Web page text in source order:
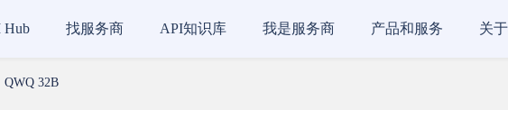
QWQ 32B
Hub 找服务商 API知识库 我是服务商 产品和服务 关